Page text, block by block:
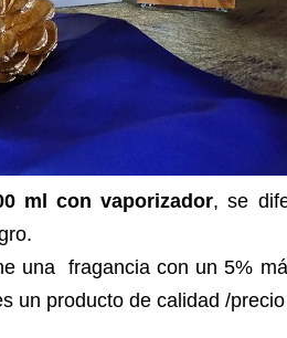
ml con vaporizador, se
una fragancia con un 5%
un producto de calidad /